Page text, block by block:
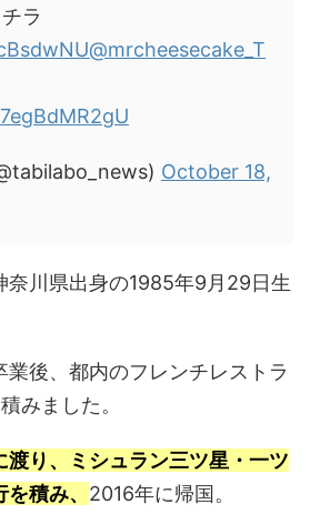
ラ
@mrcheesecake_T
October 18,
奈川県出身の1985年9月29日生
後、都内のフレンチレストラ
みました。
渡り、ミシュラン三ツ星・一ツ
積み、 2016年に帰国。